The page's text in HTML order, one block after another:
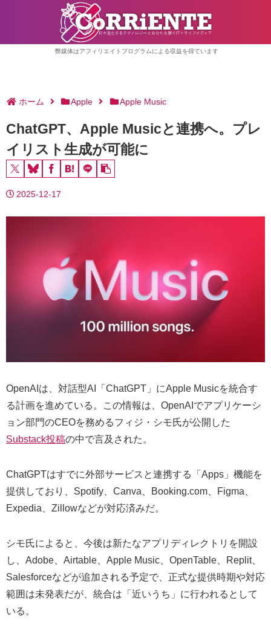
弊媒体はアフィリエイトプログラムによる収益を得ています
ホーム Apple Apple Music
ChatGPT、Apple Musicと連携へ。プレ
イリスト生成が可能に
2025-12-17
OpenAIは、対話型AI「ChatGPT」にApple Musicを統合す
る計画を進めている。この情報は、OpenAIでアプリケーシ
ョン部門のCEOを務めるフィジ・シモ氏が公開した
Substack投稿の中で言及された。
ChatGPTはすでに外部サービスと連携する「Apps」機能を
提供しており、Spotify、Canva、Booking.com、Figma、
Expedia、Zillowなどが対応済みだ。
シモ氏によると、今後は新たなアプリディレクトリを開設
し、Adobe、Airtable、Apple Music、OpenTable、Replit、
Salesforceなどが追加される予定で、正式な提供時期や対応
範囲は未発表だが、統合は「近いうち」に行われるとして
いる。